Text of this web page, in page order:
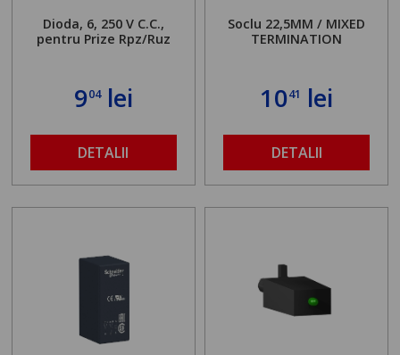
Dioda, 6, 250 V C.C.,
pentru Prize Rpz/Ruz
904lei
DETALII
Soclu 22,5MM / MIXED
TERMINATION
1041 lei
DETALII